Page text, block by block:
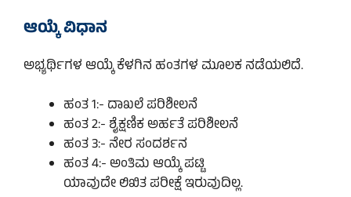
ಆಯ್ಕೆ ವಿಧಾನ
ಅಭ್ಯರ್ಥಿಗಳ ಆಯ್ಕೆ ಕೆಳಗಿನ ಹಂತಗಳ ಮೂಲಕ ನಡೆಯಲಿದೆ.
ಹಂತ 1:- ದಾಖಲೆ ಪರಿಶೀಲನೆ
ಹಂತ 2:- ಶೈಕ್ಷಣಿಕ ಅರ್ಹತೆ ಪರಿಶೀಲನೆ
ಹಂತ 3:- ನೇರ ಸಂದರ್ಶನ
ಹಂತ 4:- ಅಂತಿಮ ಆಯ್ಕೆ ಪಟ್ಟಿ
ಯಾವುದೇ ಲಿಖಿತ ಪರೀಕ್ಷೆ ಇರುವುದಿಲ್ಲ.